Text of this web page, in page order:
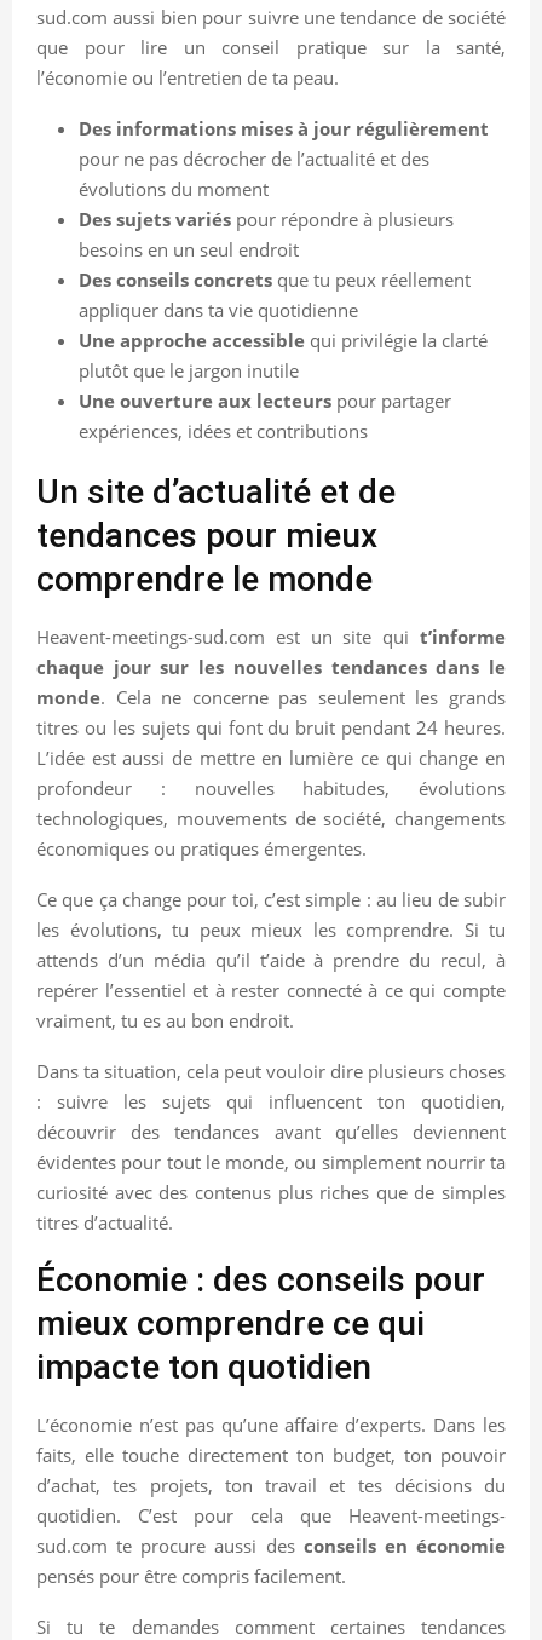
sud.com aussi bien pour suivre une tendance de société
que pour lire un conseil pratique sur la santé,
l’économie ou l’entretien de ta peau.
Des informations mises à jour régulièrement
pour ne pas décrocher de l’actualité et des
évolutions du moment
Des sujets variés pour répondre à plusieurs
besoins en un seul endroit
Des conseils concrets que tu peux réellement
appliquer dans ta vie quotidienne
Une approche accessible qui privilégie la clarté
plutôt que le jargon inutile
Une ouverture aux lecteurs pour partager
expériences, idées et contributions
Un site d’actualité et de
tendances pour mieux
comprendre le monde
Heavent-meetings-sud.com est un site qui t’informe
chaque jour sur les nouvelles tendances dans le
monde. Cela ne concerne pas seulement les grands
titres ou les sujets qui font du bruit pendant 24 heures.
L’idée est aussi de mettre en lumière ce qui change en
profondeur : nouvelles habitudes, évolutions
technologiques, mouvements de société, changements
économiques ou pratiques émergentes.
Ce que ça change pour toi, c’est simple : au lieu de subir
les évolutions, tu peux mieux les comprendre. Si tu
attends d’un média qu’il t’aide à prendre du recul, à
repérer l’essentiel et à rester connecté à ce qui compte
vraiment, tu es au bon endroit.
Dans ta situation, cela peut vouloir dire plusieurs choses
: suivre les sujets qui influencent ton quotidien,
découvrir des tendances avant qu’elles deviennent
évidentes pour tout le monde, ou simplement nourrir ta
curiosité avec des contenus plus riches que de simples
titres d’actualité.
Économie : des conseils pour
mieux comprendre ce qui
impacte ton quotidien
L’économie n’est pas qu’une affaire d’experts. Dans les
faits, elle touche directement ton budget, ton pouvoir
d’achat, tes projets, ton travail et tes décisions du
quotidien. C’est pour cela que Heavent-meetings-
sud.com te procure aussi des conseils en économie
pensés pour être compris facilement.
Si tu te demandes comment certaines tendances